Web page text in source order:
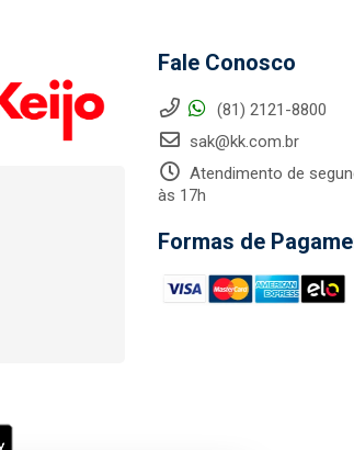
Fale Conosco
(81) 2121-8800
sak@kk.com.br
Atendimento de
às 17h
Formas de